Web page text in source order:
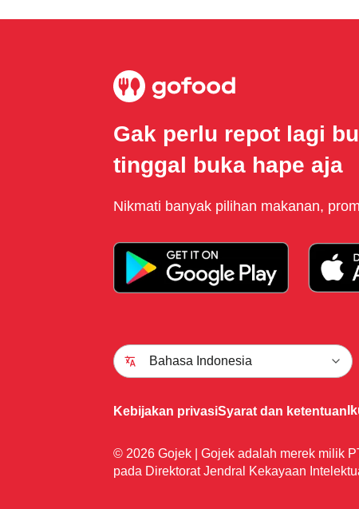
Gak perlu repot lagi
tinggal buka hape aja
Nikmati banyak pilihan makanan,
Bahasa Indonesia
Kebijakan privasiSyarat dan ketentuan
© 2026 Gojek | Gojek adalah merek milik
pada Direktorat Jendral Kekayaan